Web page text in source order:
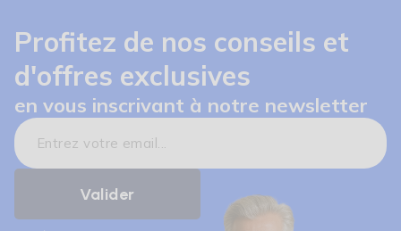
Profitez de nos conseils et
d'offres exclusives
en vous inscrivant à notre newsletter